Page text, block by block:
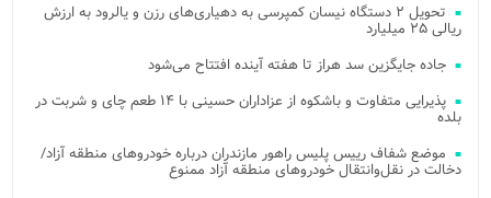
تحویل ۲ دستگاه نیسان کمپرسی به دهیاری‌های رزن و یالرود به ارزش
ریالی ۲۵ میلیارد
جاده جایگزین سد هراز تا هفته آینده افتتاح می‌شود
پذیرایی متفاوت و باشکوه از عزاداران حسینی با ۱۴ طعم چای و شربت در
بلده
موضع شفاف رییس پلیس راهور مازندران درباره خودروهای منطقه آزاد/
دخالت در نقل‌وانتقال خودروهای منطقه آزاد ممنوع